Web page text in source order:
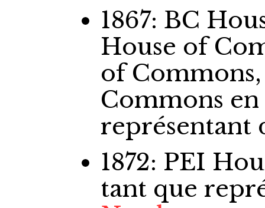
1867: BC
House of
of
Commons
représentant
1872: PEI
tant que